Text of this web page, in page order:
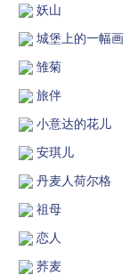
妖山
城堡上的一幅画
雏菊
旅伴
小意达的花儿
安琪儿
丹麦人荷尔格
祖母
恋人
荞麦